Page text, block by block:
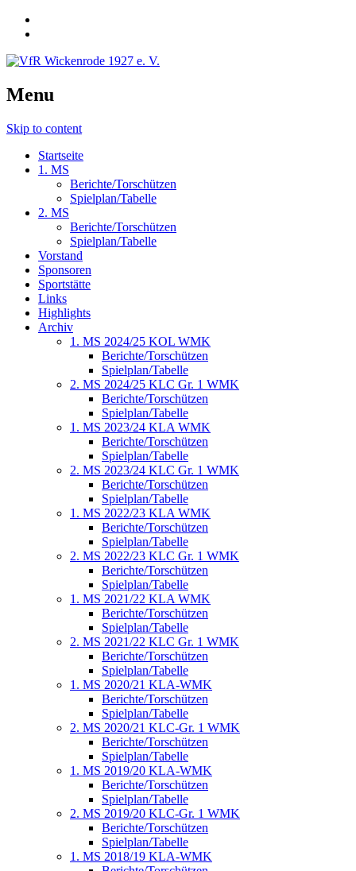
Menu
Skip to content
Startseite
1. MS
Berichte/Torschützen
Spielplan/Tabelle
2. MS
Berichte/Torschützen
Spielplan/Tabelle
Vorstand
Sponsoren
Sportstätte
Links
Highlights
Archiv
1. MS 2024/25 KOL WMK
Berichte/Torschützen
Spielplan/Tabelle
2. MS 2024/25 KLC Gr. 1 WMK
Berichte/Torschützen
Spielplan/Tabelle
1. MS 2023/24 KLA WMK
Berichte/Torschützen
Spielplan/Tabelle
2. MS 2023/24 KLC Gr. 1 WMK
Berichte/Torschützen
Spielplan/Tabelle
1. MS 2022/23 KLA WMK
Berichte/Torschützen
Spielplan/Tabelle
2. MS 2022/23 KLC Gr. 1 WMK
Berichte/Torschützen
Spielplan/Tabelle
1. MS 2021/22 KLA WMK
Berichte/Torschützen
Spielplan/Tabelle
2. MS 2021/22 KLC Gr. 1 WMK
Berichte/Torschützen
Spielplan/Tabelle
1. MS 2020/21 KLA-WMK
Berichte/Torschützen
Spielplan/Tabelle
2. MS 2020/21 KLC-Gr. 1 WMK
Berichte/Torschützen
Spielplan/Tabelle
1. MS 2019/20 KLA-WMK
Berichte/Torschützen
Spielplan/Tabelle
2. MS 2019/20 KLC-Gr. 1 WMK
Berichte/Torschützen
Spielplan/Tabelle
1. MS 2018/19 KLA-WMK